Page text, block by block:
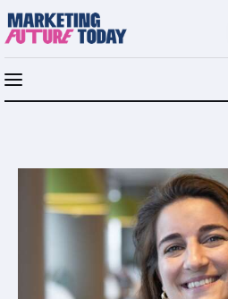
MFT+
INSIGHTS
FUTURE BRAND LAB